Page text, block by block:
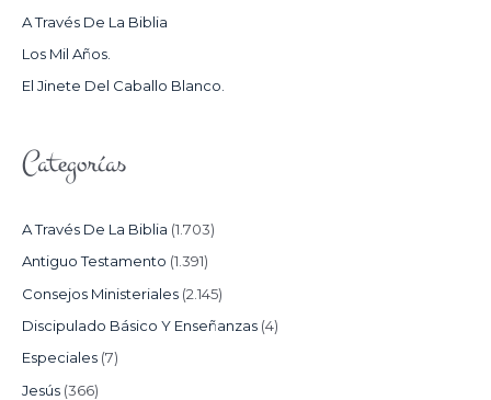
R
:
A Través De La Biblia
Los Mil Años.
El Jinete Del Caballo Blanco.
Categorías
A Través De La Biblia (1.703)
Antiguo Testamento (1.391)
Consejos Ministeriales (2.145)
Discipulado Básico Y Enseñanzas (4)
Especiales (7)
Jesús (366)